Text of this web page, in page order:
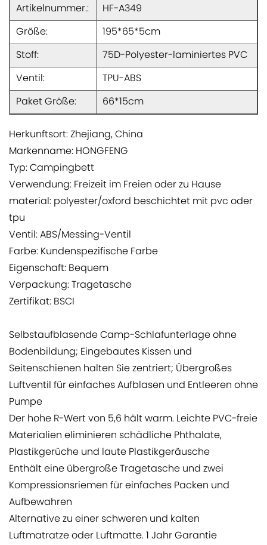
Artikelnummer.:
HF-A349
Größe:
195*65*5cm
Stoff:
75D-Polyester-laminiertes PVC
Ventil:
TPU-ABS
Paket Größe:
66*15cm
Herkunftsort: Zhejiang, China
Markenname: HONGFENG
Typ: Campingbett
Verwendung: Freizeit im Freien oder zu Hause
material: polyester/oxford beschichtet mit pvc oder
tpu
Ventil: ABS/Messing-Ventil
Farbe: Kundenspezifische Farbe
Eigenschaft: Bequem
Verpackung: Tragetasche
Zertifikat: BSCI
Selbstaufblasende Camp-Schlafunterlage ohne
Bodenbildung; Eingebautes Kissen und
Seitenschienen halten Sie zentriert; Übergroßes
Luftventil für einfaches Aufblasen und Entleeren ohne
Pumpe
Der hohe R-Wert von 5,6 hält warm. Leichte PVC-freie
Materialien eliminieren schädliche Phthalate,
Plastikgerüche und laute Plastikgeräusche
Enthält eine übergroße Tragetasche und zwei
Kompressionsriemen für einfaches Packen und
Aufbewahren
Alternative zu einer schweren und kalten
Luftmatratze oder Luftmatte. 1 Jahr Garantie